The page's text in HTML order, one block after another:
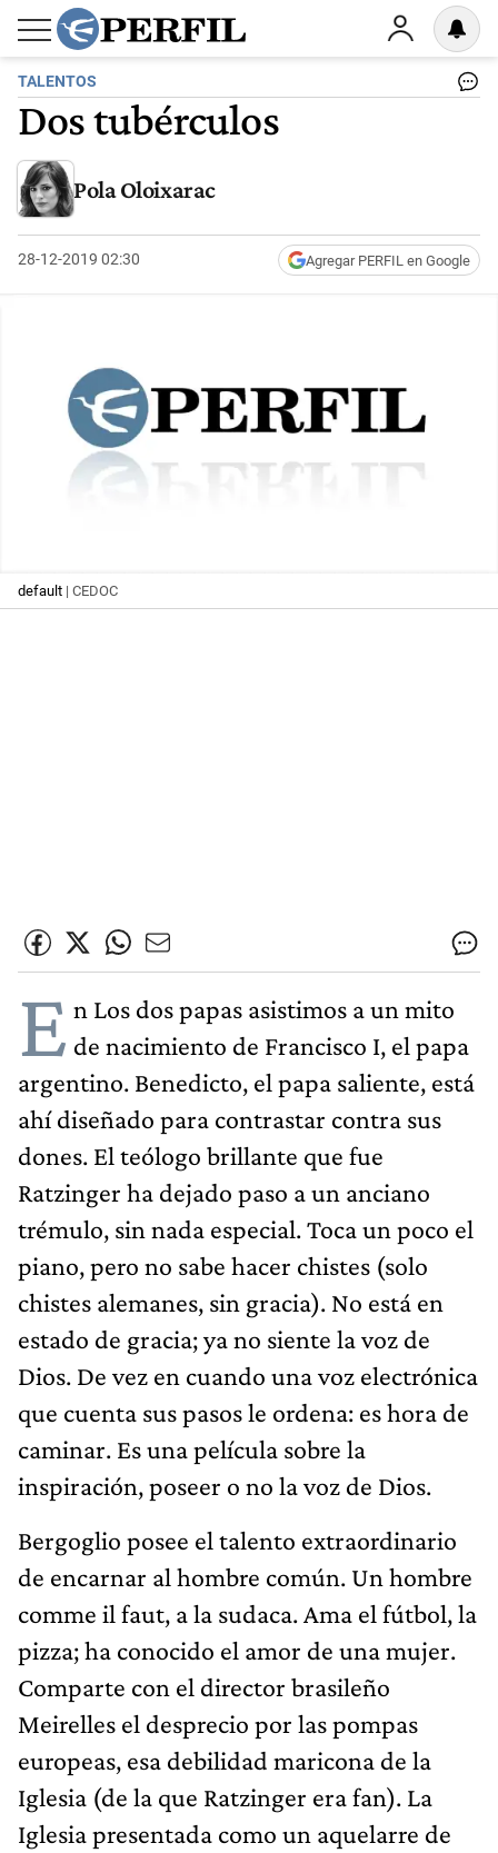
TALENTOS
Dos tubérculos
Pola Oloixarac
28-12-2019 02:30 Agregar PERFIL en Google
default | CEDOC
E n Los dos papas asistimos a un mito
de nacimiento de Francisco I, el papa
argentino. Benedicto, el papa saliente, está
ahí diseñado para contrastar contra sus
dones. El teólogo brillante que fue
Ratzinger ha dejado paso a un anciano
trémulo, sin nada especial. Toca un poco el
piano, pero no sabe hacer chistes (solo
chistes alemanes, sin gracia). No está en
estado de gracia; ya no siente la voz de
Dios. De vez en cuando una voz electrónica
que cuenta sus pasos le ordena: es hora de
caminar. Es una película sobre la
inspiración, poseer o no la voz de Dios.
Bergoglio posee el talento extraordinario
de encarnar al hombre común. Un hombre
comme il faut, a la sudaca. Ama el fútbol, la
pizza; ha conocido el amor de una mujer.
Comparte con el director brasileño
Meirelles el desprecio por las pompas
europeas, esa debilidad maricona de la
Iglesia (de la que Ratzinger era fan). La
Iglesia presentada como un aquelarre de